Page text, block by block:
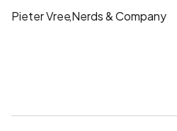
Pieter Vree,Nerds & Company